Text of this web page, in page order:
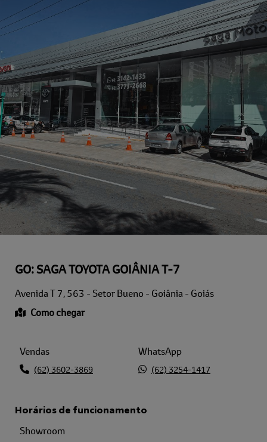
GO: SAGA TOYOTA GOIÂNIA T-7
Avenida T 7, 563 - Setor Bueno - Goiânia - Goiás
Como chegar
Vendas
(62) 3602-3869
WhatsApp
(62) 3254-1417
Horários de funcionamento
Showroom